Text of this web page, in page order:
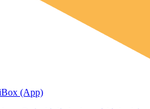
(App)